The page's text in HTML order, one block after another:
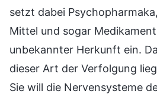
setzt dabei
Mittel und sogar
unbekannter Herkunft ein.
dieser Art der Verfolgung
Sie will die Nervensysteme